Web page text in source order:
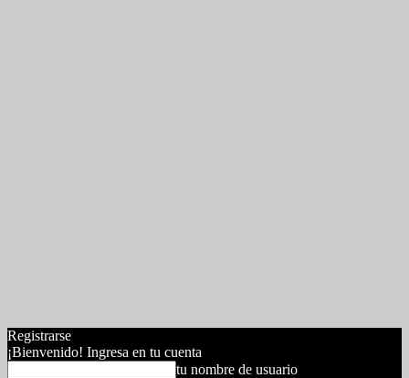
Registrarse
¡Bienvenido! Ingresa en tu cuenta
tu nombre de usuario